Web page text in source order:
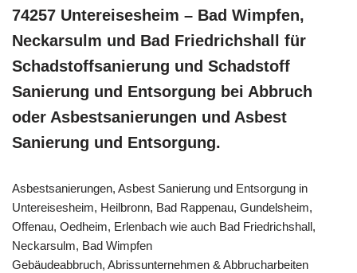
74257 Untereisesheim – Bad Wimpfen,
Neckarsulm und Bad Friedrichshall für
Schadstoffsanierung und Schadstoff
Sanierung und Entsorgung bei Abbruch
oder Asbestsanierungen und Asbest
Sanierung und Entsorgung.
Asbestsanierungen, Asbest Sanierung und Entsorgung in
Untereisesheim, Heilbronn, Bad Rappenau, Gundelsheim,
Offenau, Oedheim, Erlenbach wie auch Bad Friedrichshall,
Neckarsulm, Bad Wimpfen
Gebäudeabbruch, Abrissunternehmen & Abbrucharbeiten